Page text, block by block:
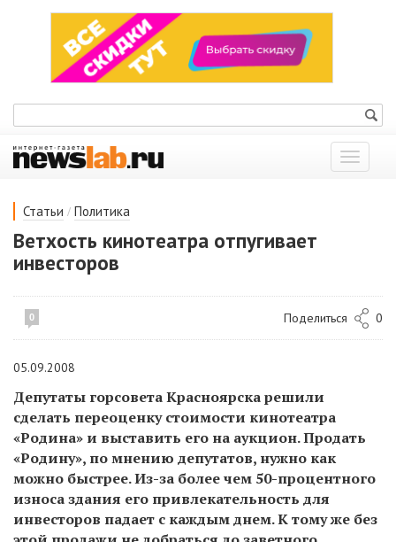
Показать
меню
Статьи / Политика
Ветхость кинотеатра отпугивает
инвесторов
0 Поделиться 0
05.09.2008
Депутаты горсовета Красноярска решили
сделать переоценку стоимости кинотеатра
«Родина» и выставить его на аукцион. Продать
«Родину», по мнению депутатов, нужно как
можно быстрее.Из-за более чем 50-процентного
износа здания его привлекательность для
инвесторов падает с каждым днем. К тому же без